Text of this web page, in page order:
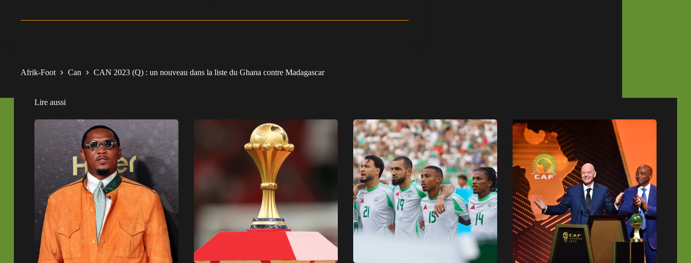
Afrik-Foot Can CAN 2023 (Q) : un nouveau dans la liste du Ghana contre Madagascar
Lire aussi